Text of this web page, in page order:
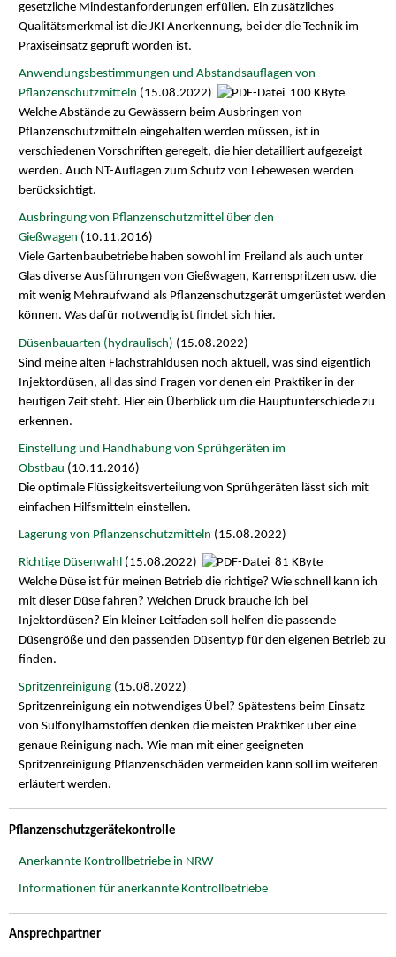
gesetzliche Mindestanforderungen erfüllen. Ein zusätzliches
Qualitätsmerkmal ist die JKI Anerkennung, bei der die Technik im
Praxiseinsatz geprüft worden ist.
Anwendungsbestimmungen und Abstandsauflagen von
Pflanzenschutzmitteln (15.08.2022)
100 KByte
Welche Abstände zu Gewässern beim Ausbringen von
Pflanzenschutzmitteln eingehalten werden müssen, ist in
verschiedenen Vorschriften geregelt, die hier detailliert aufgezeigt
werden. Auch NT-Auflagen zum Schutz von Lebewesen werden
berücksichtigt.
Ausbringung von Pflanzenschutzmittel über den
Gießwagen (10.11.2016)
Viele Gartenbaubetriebe haben sowohl im Freiland als auch unter
Glas diverse Ausführungen von Gießwagen, Karrenspritzen usw. die
mit wenig Mehraufwand als Pflanzenschutzgerät umgerüstet werden
können. Was dafür notwendig ist findet sich hier.
Düsenbauarten (hydraulisch) (15.08.2022)
Sind meine alten Flachstrahldüsen noch aktuell, was sind eigentlich
Injektordüsen, all das sind Fragen vor denen ein Praktiker in der
heutigen Zeit steht. Hier ein Überblick um die Hauptunterschiede zu
erkennen.
Einstellung und Handhabung von Sprühgeräten im
Obstbau (10.11.2016)
Die optimale Flüssigkeitsverteilung von Sprühgeräten lässt sich mit
einfachen Hilfsmitteln einstellen.
Lagerung von Pflanzenschutzmitteln (15.08.2022)
Richtige Düsenwahl (15.08.2022)
81 KByte
Welche Düse ist für meinen Betrieb die richtige? Wie schnell kann ich
mit dieser Düse fahren? Welchen Druck brauche ich bei
Injektordüsen? Ein kleiner Leitfaden soll helfen die passende
Düsengröße und den passenden Düsentyp für den eigenen Betrieb zu
finden.
Spritzenreinigung(15.08.2022)
Spritzenreinigung ein notwendiges Übel? Spätestens beim Einsatz
von Sulfonylharnstoffen denken die meisten Praktiker über eine
genaue Reinigung nach. Wie man mit einer geeigneten
Spritzenreinigung Pflanzenschäden vermeiden kann soll im weiteren
erläutert werden.
Pflanzenschutzgerätekontrolle
Anerkannte Kontrollbetriebe in NRW
Informationen für anerkannte Kontrollbetriebe
Ansprechpartner